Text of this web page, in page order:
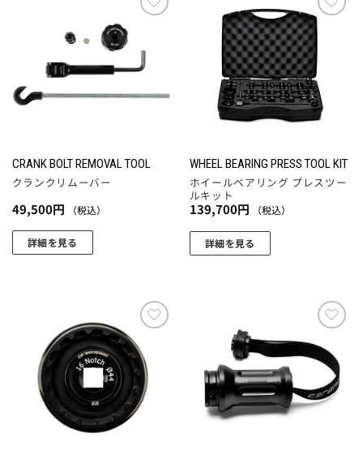
りに
追加
CRANK BOLT REMOVAL TOOL
クランクリムーバー
49,500円 （税込）
詳細を見る
WHEEL BEARING PRESS TOOL KIT
ホイールベアリング プレスツー
ルキット
139,700円 （税込）
詳細を見る
に入
りに
追加
に入
りに
追加